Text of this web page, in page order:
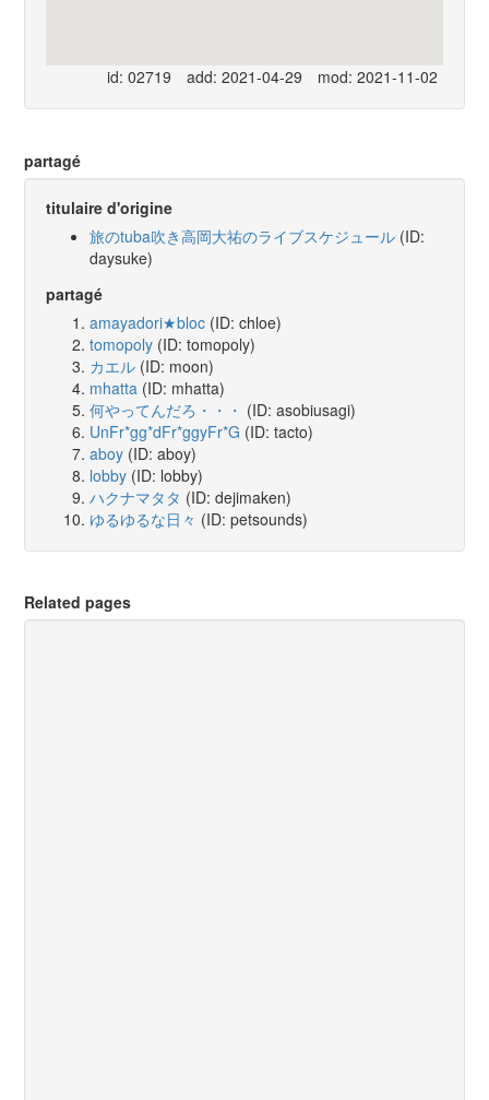
id: 02719 add: 2021-04-29 mod: 2021-11-02
partagé
titulaire d'origine
旅のtuba吹き高岡大祐のライブスケジュール (ID:
daysuke)
partagé
amayadori★bloc (ID: chloe)
tomopoly (ID: tomopoly)
カエル (ID: moon)
mhatta (ID: mhatta)
何やってんだろ・・・ (ID: asobiusagi)
UnFr*gg*dFr*ggyFr*G (ID: tacto)
aboy (ID: aboy)
lobby (ID: lobby)
ハクナマタタ (ID: dejimaken)
ゆるゆるな日々 (ID: petsounds)
Related pages